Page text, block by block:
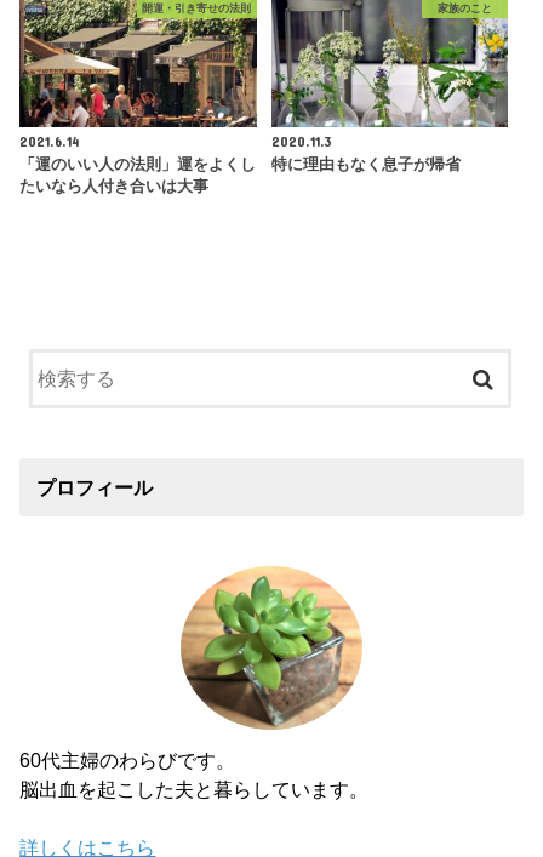
開運・引き寄せの法則
2021.6.14
「運のいい人の法則」運をよくし
たいなら人付き合いは大事
家族のこと
2020.11.3
特に理由もなく息子が帰省
プロフィール
60代主婦のわらびです。
脳出血を起こした夫と暮らしています。
詳しくはこちら